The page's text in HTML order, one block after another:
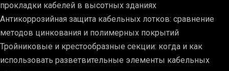
прокладки кабелей в высотных зданиях
Антикоррозийная защита кабельных лотков: сравнение
методов цинкования и полимерных покрытий
Тройниковые и крестообразные секции: когда и как
использовать разветвительные элементы кабельных